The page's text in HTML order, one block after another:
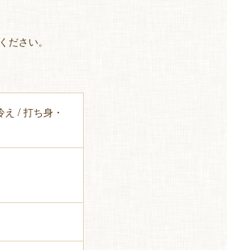
さい。
/ 打ち身・